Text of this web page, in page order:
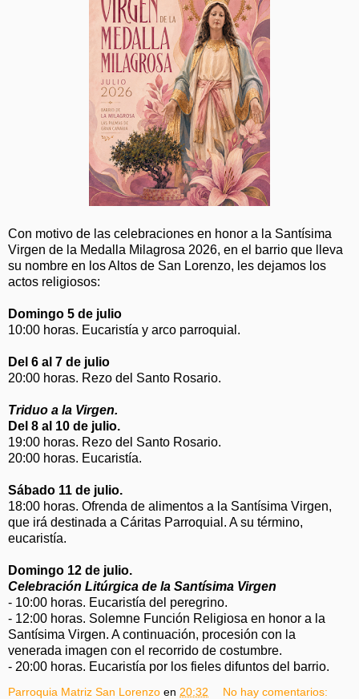
Con motivo de las celebraciones en honor a la Santísima
Virgen de la Medalla Milagrosa 2026, en el barrio que lleva
su nombre en los Altos de San Lorenzo, les dejamos los
actos religiosos:
Domingo 5 de julio
10:00 horas. Eucaristía y arco parroquial.
Del 6 al 7 de julio
20:00 horas. Rezo del Santo Rosario.
Triduo a la Virgen.
Del 8 al 10 de julio.
19:00 horas. Rezo del Santo Rosario.
20:00 horas. Eucaristía.
Sábado 11 de julio.
18:00 horas. Ofrenda de alimentos a la Santísima Virgen,
que irá destinada a Cáritas Parroquial. A su término,
eucaristía.
Domingo 12 de julio.
Celebración Litúrgica de la Santísima Virgen
- 10:00 horas. Eucaristía del peregrino.
- 12:00 horas. Solemne Función Religiosa en honor a la
Santísima Virgen. A continuación, procesión con la
venerada imagen con el recorrido de costumbre.
- 20:00 horas. Eucaristía por los fieles difuntos del barrio.
Parroquia Matriz San Lorenzo en 20:32 No hay comentarios: